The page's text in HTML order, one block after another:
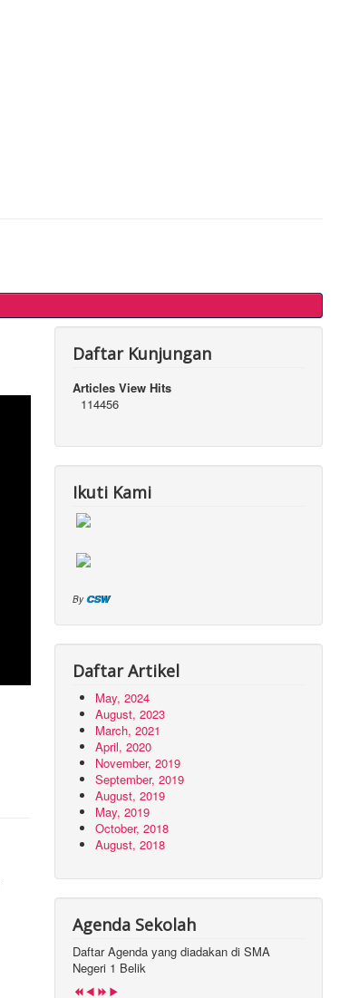
Daftar Kunjungan
Articles View Hits
114456
Ikuti Kami
ByCSW
Daftar Artikel
May, 2024
August, 2023
March, 2021
April, 2020
November, 2019
September, 2019
August, 2019
May, 2019
October, 2018
August, 2018
Agenda Sekolah
Daftar Agenda yang diadakan di SMA
Negeri 1 Belik